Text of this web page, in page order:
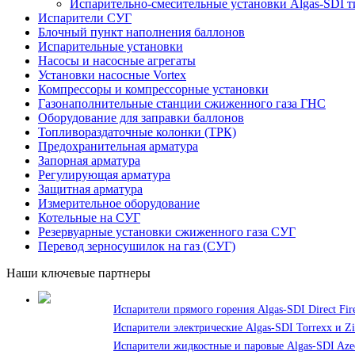
Испарительно-смесительные установки Algas-SDI
Испарители СУГ
Блочный пункт наполнения баллонов
Испарительные установки
Насосы и насосные агрегаты
Установки насосные Vortex
Компрессоры и компрессорные установки
Газонаполнительные станции сжиженного газа ГНС
Оборудование для заправки баллонов
Топливораздаточные колонки (ТРК)
Предохранительная арматура
Запорная арматура
Регулирующая арматура
Защитная арматура
Измерительное оборудование
Котельные на СУГ
Резервуарные установки сжиженного газа СУГ
Перевод зерносушилок на газ (СУГ)
Наши ключевые партнеры
Испарители прямого горения Algas-SDI Direct
Испарители электрические Algas-SDI Torrexx и
Испарители жидкостные и паровые Algas-SDI